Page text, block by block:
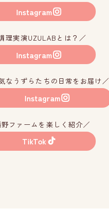
Instagram
理実演UZULABとは？／
Instagram
なうずらたちの日常をお届け／
Instagram
ファームを楽しく紹介／
TikTok